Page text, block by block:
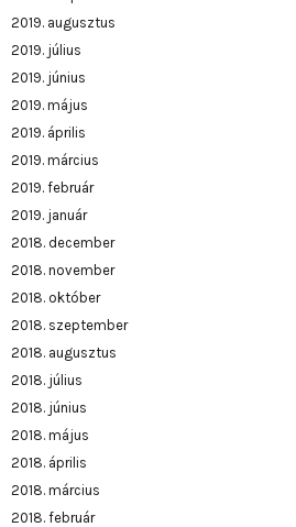
2019. augusztus
2019. július
2019. június
2019. május
2019. április
2019. március
2019. február
2019. január
2018. december
2018. november
2018. október
2018. szeptember
2018. augusztus
2018. július
2018. június
2018. május
2018. április
2018. március
2018. február